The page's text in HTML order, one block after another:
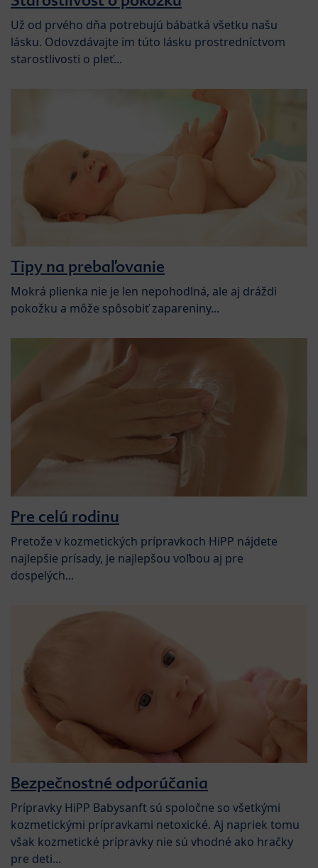
Už od prvého dňa potrebujú bábätká všetku našu
lásku. Odovzdávajte im túto lásku prostredníctvom
starostlivosti o pleť...
Tipy na prebaľovanie
Mokrá plienka nie je len nepohodlná, ale aj dráždi
pokožku a môže spôsobiť zapareniny...
Pre celú rodinu
Pretože v kozmetických prípravkoch HiPP nájdete
najlepšie prísady, je najlepšou voľbou aj pre
dospelých...
Bezpečnostné odporúčania
Prípravky HiPP Babysanft sú spoločne so všetkými
kozmetickými prípravkami netoxické. Aj napriek tomu
však kozmetické prípravky nie sú vhodné ako hračky
pre deti...